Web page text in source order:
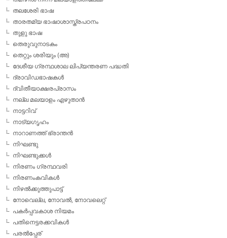
തലശേരി ഭാഷ
താരതമ്യ ഭാഷാശാസ്ത്രപഠനം
തുളു ഭാഷ
തെരുവുനാടകം
തെറ്റും ശരിയും (അ)
ദേശീയ ഗ്രന്ഥശാല ലിപ്യന്തരണ പദ്ധതി
ദ്രാവിഡഭാഷകള്‍
ദ്വിതീയാക്ഷരപ്രാസം
നല്ല മലയാളം എഴുതാന്‍
നാട്ടറിവ്
നാട്യഗൃഹം
നാറാണത്ത് ഭ്രാന്തന്‍
നിഘണ്ടു
നിഘണ്ടുക്കള്‍
നിരണം ഗ്രന്ഥവരി
നിരണംകവികള്‍
നിഴല്‍ക്കുത്തുപാട്ട്
നോവെല്ല, നോവല്‍, നോവലെറ്റ്
പകര്‍പ്പവകാശ നിയമം
പതിനെട്ടരക്കവികള്‍
പരല്‍പ്പേര്